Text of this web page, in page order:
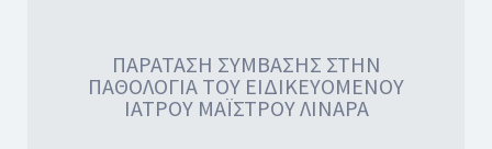
ΠΑΡΑΤΑΣΗ ΣΥΜΒΑΣΗΣ ΣΤΗΝ
ΠΑΘΟΛΟΓΙΑ ΤΟΥ ΕΙΔΙΚΕΥΟΜΕΝΟΥ
ΙΑΤΡΟΥ ΜΑΪΣΤΡΟΥ ΛΙΝΑΡΑ